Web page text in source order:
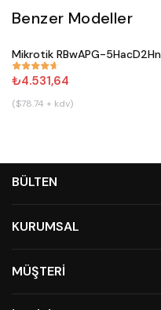
Benzer Modeller
#671
Mikrotik RBwAPG-
₺4.531,64
($78.74 + kdv)
BÜLTEN
KURUMSAL
MÜŞTERİ